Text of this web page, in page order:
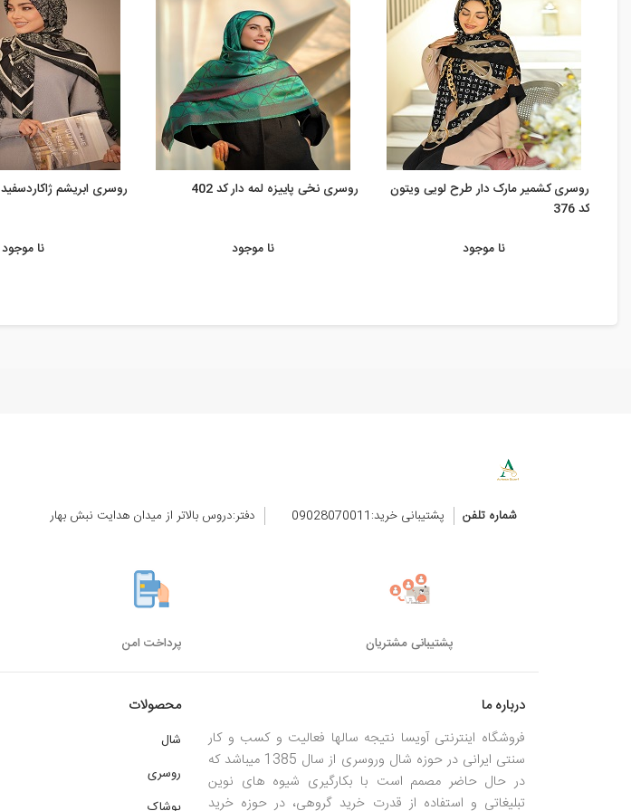
روسری کشمیر مارک دار طرح لویی ویتون
کد 376
نا موجود
روسری نخی پاییزه لمه دار کد 402
نا موجود
روسری ابریشم ژاکاردسفید
نا موجود
شماره تلفن پشتیبانی خرید:09028070011 دفتر:دروس بالاتر از میدان هدایت نبش بهار
پشتیبانی مشتریان پرداخت امن
درباره ما
فروشگاه اینترنتی آویسا نتیجه سالها فعالیت و کسب و کار
سنتی ایرانی در حوزه شال وروسری از سال 1385 میباشد که
در حال حاضر مصمم است با بکارگیری شیوه های نوین
تبلیغاتی و استفاده از قدرت خرید گروهی، در حوزه خرید
محصولات
شال
روسری